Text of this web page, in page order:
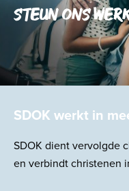
Steun ons
SDOK werkt in
SDOK dient vervolgde
en verbindt christenen